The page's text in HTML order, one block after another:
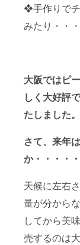
❖手作りで
みたり・・・
大阪ではピ
しく大好評
たしました。
さて、来年
か・・・・
天候に左右
量が分から
してから美
売するのは